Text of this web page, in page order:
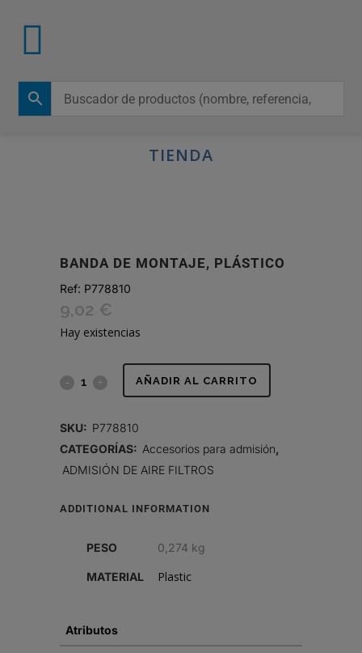
TIENDA
BANDA DE MONTAJE, PLÁSTICO
Ref: P778810
9,02 €
Hay existencias
BANDA
MONTAJE,
PLÁSTICO
AÑADIR AL CARRITO
SKU: P778810
CATEGORÍAS: Accesorios para admisión
ADMISIÓN DE AIRE FILTROS
ADDITIONAL INFORMATION
PESO 0,274 kg
MATERIAL Plastic
Atributos